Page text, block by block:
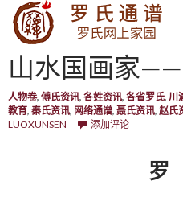
SKIP TO CONTENT
山水国画家
人物卷, 傅氏资讯, 各姓资讯, 各省罗氏, 川
教育, 秦氏资讯, 网络通谱, 聂氏资讯, 赵氏
LUOXUNSEN
添加评论
罗